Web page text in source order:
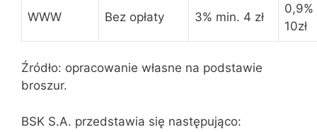
WWW Bez opłaty 3% min. 4 zł
0,9%
10zł
Źródło: opracowanie własne na podstawie
broszur.
BSK S.A. przedstawia się następująco: